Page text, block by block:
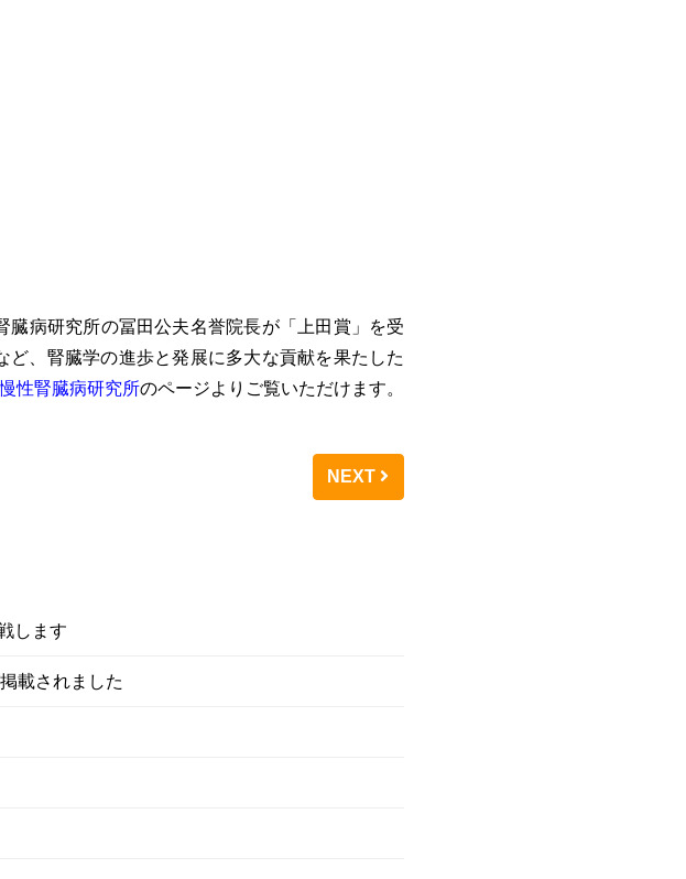
病研究所の冨田公夫名誉院長が「上田賞」を受
、腎臓学の進歩と発展に多大な貢献を果たした
性腎臓病研究所のページよりご覧いただけます。
NEXT
します
載されました